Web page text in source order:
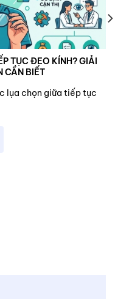
TỤC ĐEO KÍNH? GIẢI
CẦN BIẾT
lụa chọn giữa tiếp tục